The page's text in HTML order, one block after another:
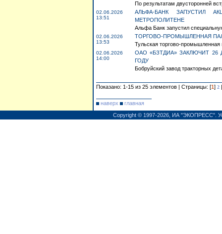
По результатам двусторонней
02.06.2026
13:51
АЛЬФА-БАНК ЗАПУСТИЛ
МЕТРОПОЛИТЕНЕ
Альфа Банк запустил
02.06.2026
13:53
ТОРГОВО-ПРОМЫШЛЕННАЯ
Тульская торгово-
02.06.2026
14:00
ОАО «БЗТДИА» ЗАКЛЮЧИТ 26
ГОДУ
Бобруйский завод тракторных
Показано: 1-15 из 25 элементов | Страницы: [1] 2 |
наверх
главная
Copyright © 1997-2026, ИА "ЭКОПРЕСС".